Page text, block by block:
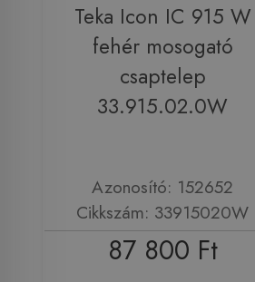
Teka Icon IC 915 W
fehér mosogató
csaptelep
33.915.02.0W
Azonosító: 152652
Cikkszám: 33915020W
87 800 Ft